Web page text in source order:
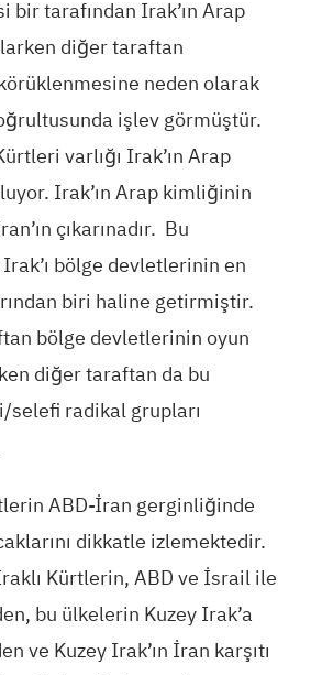
bir tarafından Irak’ın Arap
diğer taraftan
neden olarak
işlev görmüştür.
varlığı Irak’ın Arap
Irak’ın Arap kimliğinin
çıkarınadır. Bu
bölge devletlerinin en
biri haline getirmiştir.
bölge devletlerinin oyun
diğer taraftan da bu
radikal grupları
ABD-İran gerginliğinde
dikkatle izlemektedir.
Kürtlerin, ABD ve İsrail ile
bu ülkelerin Kuzey Irak’a
ve Kuzey Irak’ın İran karşıtı